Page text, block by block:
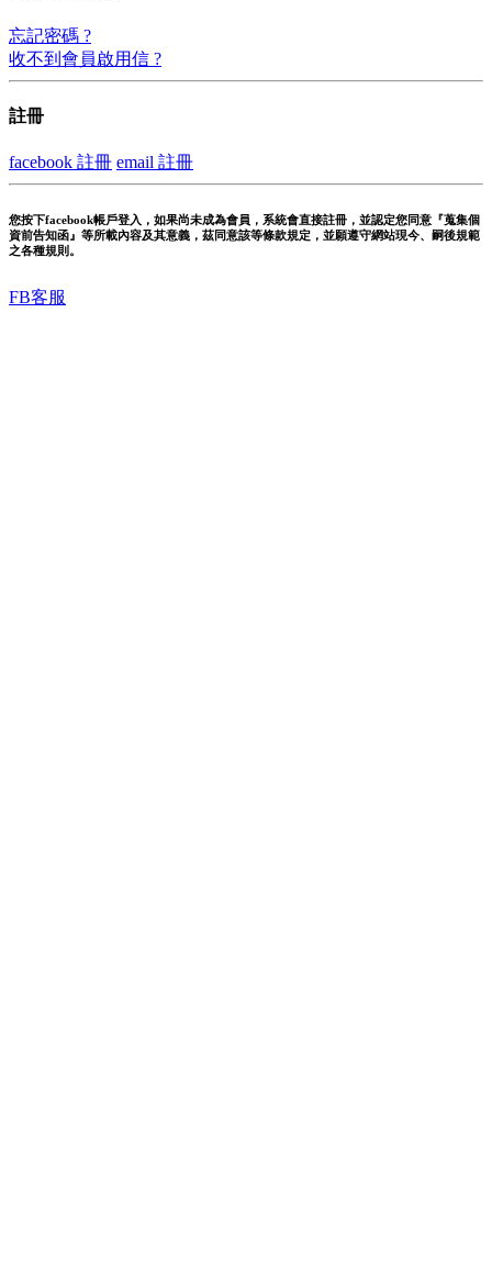
忘記密碼 ?
收不到會員啟用信 ?
註冊
facebook 註冊 email 註冊
您按下facebook帳戶登入，如果尚未成為會員，系統會直接註冊，並認定您同意『蒐集個
資前告知函』等所載內容及其意義，茲同意該等條款規定，並願遵守網站現今、嗣後規範
之各種規則。
FB客服